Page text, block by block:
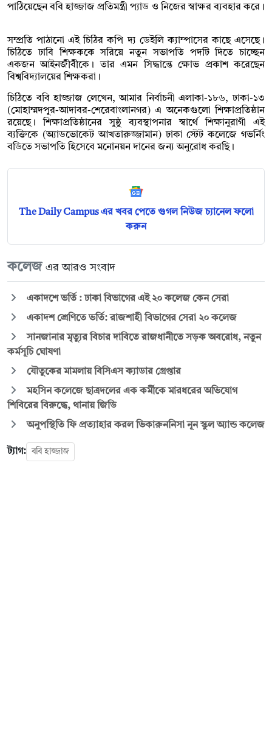
পাঠিয়েছেন ববি হাজ্জাজ প্রতিমন্ত্রী প্যাড ও নিজের স্বাক্ষর ব্যবহার করে।
সম্প্রতি পাঠানো এই চিঠির কপি দ্য ডেইলি ক্যাম্পাসের কাছে এসেছে।
চিঠিতে ঢাবি শিক্ষককে সরিয়ে নতুন সভাপতি পদটি দিতে চাচ্ছেন
একজন আইনজীবীকে। তার এমন সিদ্ধান্তে ক্ষোভ প্রকাশ করেছেন
বিশ্ববিদ্যালয়ের শিক্ষকরা।
চিঠিতে ববি হাজ্জাজ লেখেন, আমার নির্বাচনী এলাকা-১৮৬, ঢাকা-১৩
(মোহাম্মদপুর-আদাবর-শেরেবাংলানগর) এ অনেকগুলো শিক্ষাপ্রতিষ্ঠান
রয়েছে। শিক্ষাপ্রতিষ্ঠানের সুষ্ঠু ব্যবস্থাপনার স্বার্থে শিক্ষানুরাগী এই
ব্যক্তিকে (অ্যাডভোকেট আখতারুজ্জামান) ঢাকা স্টেট কলেজে গভর্নিং
বডিতে সভাপতি হিসেবে মনোনয়ন দানের জন্য অনুরোধ করছি।
The Daily Campus এর খবর পেতে গুগল নিউজ চ্যানেল ফলো
করুন
কলেজ এর আরও সংবাদ
একাদশে ভর্তি : ঢাকা বিভাগের এই ২০ কলেজ কেন সেরা
একাদশ শ্রেণিতে ভর্তি: রাজশাহী বিভাগের সেরা ২০ কলেজ
সানজানার মৃত্যুর বিচার দাবিতে রাজধানীতে সড়ক অবরোধ, নতুন
কর্মসূচি ঘোষণা
যৌতুকের মামলায় বিসিএস ক্যাডার গ্রেপ্তার
মহসিন কলেজে ছাত্রদলের এক কর্মীকে মারধরের অভিযোগ
শিবিরের বিরুদ্ধে, থানায় জিডি
অনুপস্থিতি ফি প্রত্যাহার করল ভিকারুননিসা নূন স্কুল অ্যান্ড কলেজ
ট্যাগ: ববি হাজ্জাজ